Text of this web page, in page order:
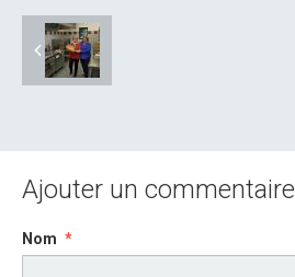
Ajouter un commentaire
Nom